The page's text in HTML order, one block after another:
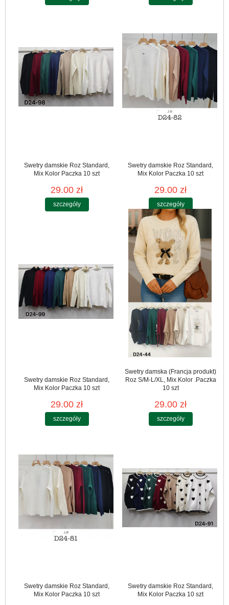
Swetry damskie Roz Standard,
Mix Kolor Paczka 10 szt
29.00 zł
szczegóły
Swetry damskie Roz Standard,
Mix Kolor Paczka 10 szt
29.00 zł
szczegóły
Swetry damskie Roz Standard,
Mix Kolor Paczka 10 szt
29.00 zł
szczegóły
Swetry damska (Francja produkt)
Roz S/M-L/XL, Mix Kolor .Paczka
10 szt
29.00 zł
szczegóły
Swetry damskie Roz Standard,
Mix Kolor Paczka 10 szt
Swetry damskie Roz Standard,
Mix Kolor Paczka 10 szt